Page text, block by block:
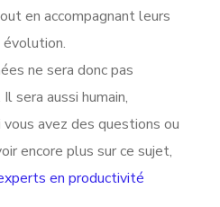
en accompagnant leurs
ne sera donc pas
sera aussi humain,
avez des questions ou
encore plus sur ce sujet,
en productivité